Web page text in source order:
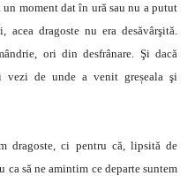
un moment dat în ură sau nu a putut
acea dragoste nu era desăvârşită.
ori din desfrânare. Şi dacă
de unde a venit greșeala şi
dragoste, ci pentru că, lipsită de
să ne amintim ce departe suntem